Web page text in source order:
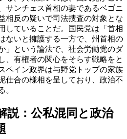
サンチェス首相の妻であるベゴニ
相反の疑いで司法捜査の対象とな
していることだ。国民党は「首相
ないと擁護する一方で、州首相の
」という論法で、社会労働党のダ
、有権者の関心をそらす戦略をと
ペイン政界は与野党トップの家族
仕合の様相を呈しており、政治不
。
説：公私混同と政治